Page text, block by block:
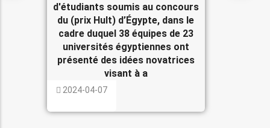
d'étudiants soumis au concours
du (prix Hult) d’Égypte, dans le
cadre duquel 38 équipes de 23
universités égyptiennes ont
présenté des idées novatrices
visant à a
2024-04-07